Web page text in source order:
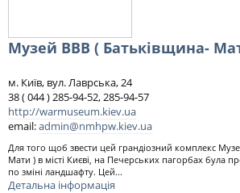
Музей ВВВ ( Батьківщина-
м. Київ, вул. Лаврська, 24
38 ( 044 ) 285-94-52, 285-94-57
http://warmuseum.kiev.ua
email:admin@nmhpw.kiev.ua
Для того щоб звести цей грандіозний комплекс
Мати ) в місті Києві, на Печерських пагорбах була
по зміні ландшафту. Цей...
Детальна інформація